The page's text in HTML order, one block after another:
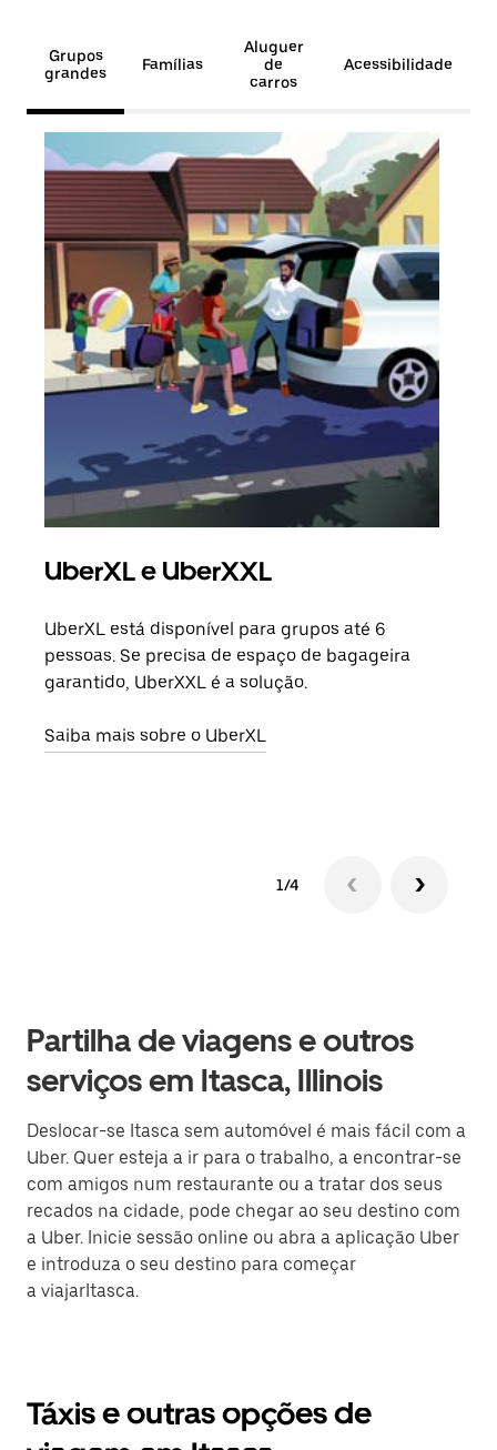
Grupos
grandes
Famílias
Aluguer
de
carros
Acessibilidade
UberXL e UberXXL
UberXL está disponível para grupos até 6
pessoas. Se precisa de espaço de bagageira
garantido, UberXXL é a solução.
Saiba mais sobre o UberXL
1/4
Partilha de viagens e outros
serviços em Itasca, Illinois
Deslocar-se Itasca sem automóvel é mais fácil com a
Uber. Quer esteja a ir para o trabalho, a encontrar-se
com amigos num restaurante ou a tratar dos seus
recados na cidade, pode chegar ao seu destino com
a Uber. Inicie sessão online ou abra a aplicação Uber
e introduza o seu destino para começar
a viajarItasca.
Táxis e outras opções de